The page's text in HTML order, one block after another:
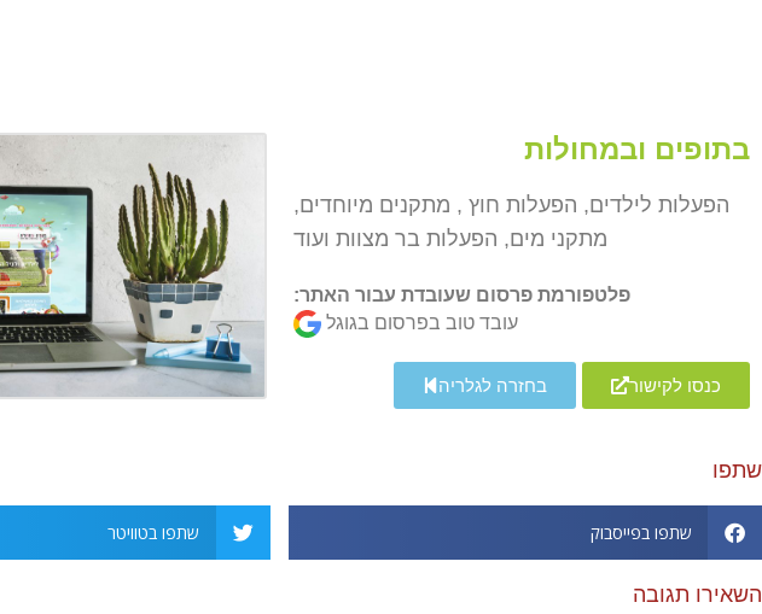
בתופים ובמחולות
הפעלות לילדים, הפעלות חוץ , מתקנים מיוחדים,
מתקני מים, הפעלות בר מצוות ועוד
פלטפורמת פרסום שעובדת עבור האתר:
עובד טוב בפרסום בגוגל
כנסו לקישור בחזרה לגלריה
שתפו
שתפו בפייסבוק שתפו בטוויטר
השאירו תגובה